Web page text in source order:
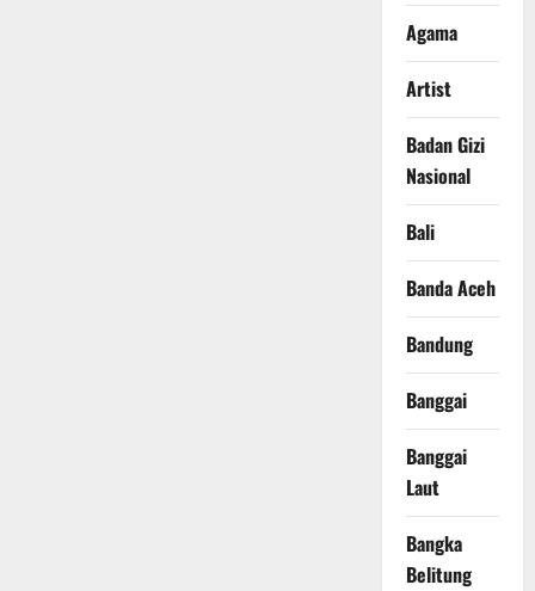
Agama
Artist
Badan Gizi
Nasional
Bali
Banda Aceh
Bandung
Banggai
Banggai
Laut
Bangka
Belitung